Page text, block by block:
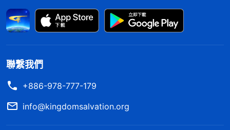
聯繫我們
+886-978-777-179
info@kingdomsalvation.org